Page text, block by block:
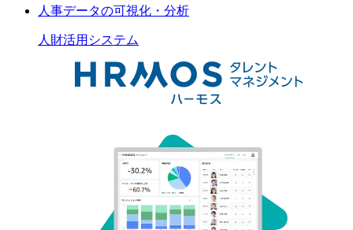
人事データの可視化・分析
人財活用 システム